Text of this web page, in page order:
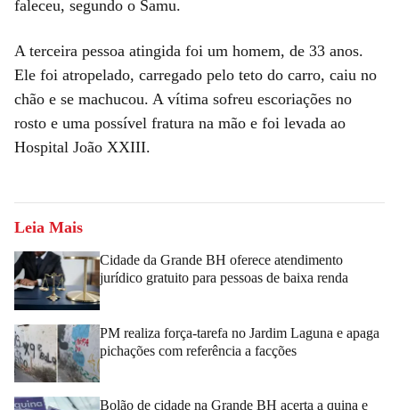
faleceu, segundo o Samu.
A terceira pessoa atingida foi um homem, de 33 anos.
Ele foi atropelado, carregado pelo teto do carro, caiu no
chão e se machucou. A vítima sofreu escoriações no
rosto e uma possível fratura na mão e foi levada ao
Hospital João XXIII.
Leia Mais
Cidade da Grande BH oferece atendimento
jurídico gratuito para pessoas de baixa renda
PM realiza força-tarefa no Jardim Laguna e apaga
pichações com referência a facções
Bolão de cidade na Grande BH acerta a quina e